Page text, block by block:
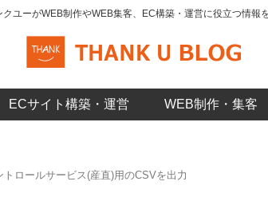
ユーがWEB制作やWEB集客、EC構築・運営に役立つ情報
ECサイト構築・運営 WEB制作・集客
ロールサービス(産直)用のCSVを出力